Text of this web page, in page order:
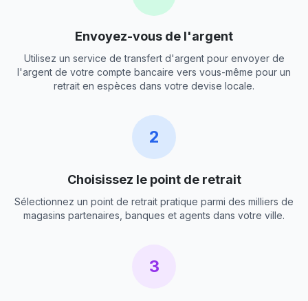
Envoyez-vous de l'argent
Utilisez un service de transfert d'argent pour envoyer de
l'argent de votre compte bancaire vers vous-même pour un
retrait en espèces dans votre devise locale.
2
Choisissez le point de retrait
Sélectionnez un point de retrait pratique parmi des milliers de
magasins partenaires, banques et agents dans votre ville.
3